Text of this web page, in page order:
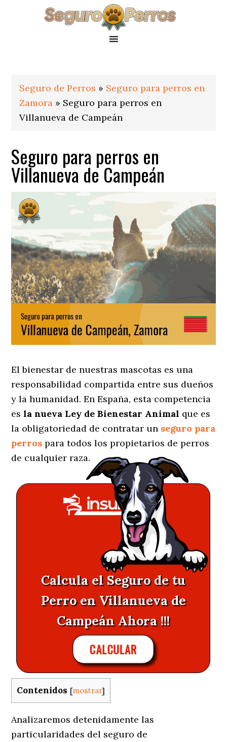
Seguro de Perros » Seguro para perros en
Zamora » Seguro para perros en
Villanueva de Campeán
Seguro para perros en
Villanueva de Campeán
El bienestar de nuestras mascotas es una
responsabilidad compartida entre sus dueños
y la humanidad. En España, esta competencia
esla nueva Ley de Bienestar Animal que es
la obligatoriedad de contratar un seguro para
perros para todos los propietarios de perros
de cualquier raza.
Calcula el Seguro de tu
Perro en Villanueva de
Campeán Ahora !!!
CALCULAR
Contenidos [mostrar]
Analizaremos detenidamente las
particularidades del seguro de